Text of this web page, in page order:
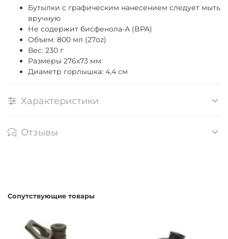
Бутылки с графическим нанесением следует мыть
вручную
Не содержит бисфенола-А (BPA)
Объем: 800 мл (27oz)
Вес: 230 г
Размеры 276x73 мм
Диаметр горлышка: 4,4 см
Характеристики
Отзывы
Сопутствующие товары